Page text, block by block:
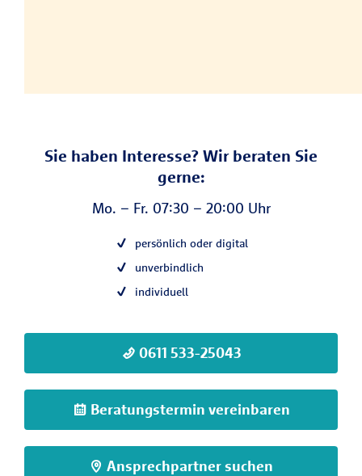
Sie haben Interesse? Wir beraten Sie
gerne:
Mo. – Fr. 07:30 – 20:00 Uhr
persönlich oder digital
unverbindlich
individuell
0611 533-25043
Beratungstermin vereinbaren
Ansprechpartner suchen